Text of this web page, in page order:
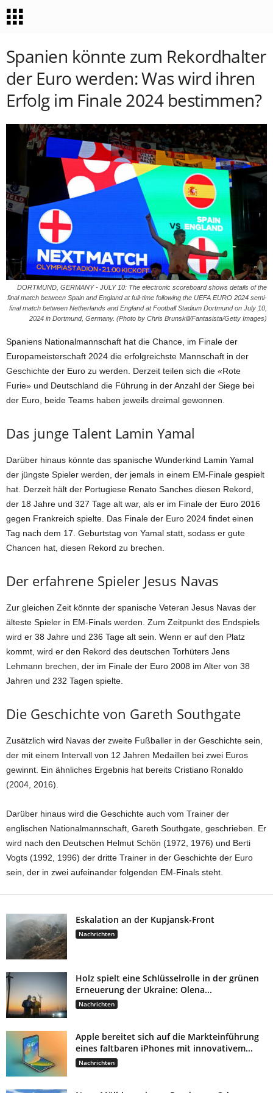
Spanien könnte zum Rekordhalter
der Euro werden: Was wird ihren
Erfolg im Finale 2024 bestimmen?
DORTMUND, GERMANY - JULY 10: The electronic scoreboard shows details of the
final match between Spain and England at full-time following the UEFA EURO 2024 semi-
final match between Netherlands and England at Football Stadium Dortmund on July 10,
2024 in Dortmund, Germany. (Photo by Chris Brunskill/Fantasista/Getty Images)
Spaniens Nationalmannschaft hat die Chance, im Finale der
Europameisterschaft 2024 die erfolgreichste Mannschaft in der
Geschichte der Euro zu werden. Derzeit teilen sich die «Rote
Furie» und Deutschland die Führung in der Anzahl der Siege bei
der Euro, beide Teams haben jeweils dreimal gewonnen.
Das junge Talent Lamin Yamal
Darüber hinaus könnte das spanische Wunderkind Lamin Yamal
der jüngste Spieler werden, der jemals in einem EM-Finale gespielt
hat. Derzeit hält der Portugiese Renato Sanches diesen Rekord,
der 18 Jahre und 327 Tage alt war, als er im Finale der Euro 2016
gegen Frankreich spielte. Das Finale der Euro 2024 findet einen
Tag nach dem 17. Geburtstag von Yamal statt, sodass er gute
Chancen hat, diesen Rekord zu brechen.
Der erfahrene Spieler Jesus Navas
Zur gleichen Zeit könnte der spanische Veteran Jesus Navas der
älteste Spieler in EM-Finals werden. Zum Zeitpunkt des Endspiels
wird er 38 Jahre und 236 Tage alt sein. Wenn er auf den Platz
kommt, wird er den Rekord des deutschen Torhüters Jens
Lehmann brechen, der im Finale der Euro 2008 im Alter von 38
Jahren und 232 Tagen spielte.
Die Geschichte von Gareth Southgate
Zusätzlich wird Navas der zweite Fußballer in der Geschichte sein,
der mit einem Intervall von 12 Jahren Medaillen bei zwei Euros
gewinnt. Ein ähnliches Ergebnis hat bereits Cristiano Ronaldo
(2004, 2016).
Darüber hinaus wird die Geschichte auch vom Trainer der
englischen Nationalmannschaft, Gareth Southgate, geschrieben. Er
wird nach den Deutschen Helmut Schön (1972, 1976) und Berti
Vogts (1992, 1996) der dritte Trainer in der Geschichte der Euro
sein, der in zwei aufeinander folgenden EM-Finals steht.
Eskalation an der Kupjansk-Front
Nachrichten
Holz spielt eine Schlüsselrolle in der grünen
Erneuerung der Ukraine: Olena...
Nachrichten
Apple bereitet sich auf die Markteinführung
eines faltbaren iPhones mit innovativem...
Nachrichten